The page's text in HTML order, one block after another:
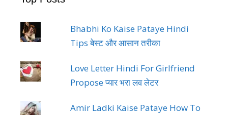
Bhabhi Ko Kaise Pataye Hindi
Tips बेस्ट और आसान तरीका
Love Letter Hindi For Girlfriend
Propose प्यार भरा लव लेटर
Amir Ladki Kaise Pataye How To